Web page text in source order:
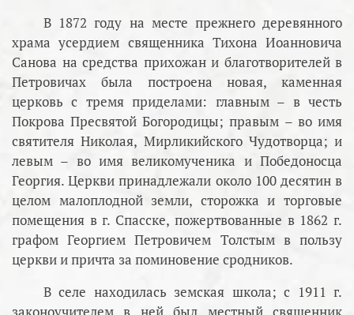
В 1872 году на месте прежнего деревянного
храма усердием священника Тихона Иоанновича
Санова на средства прихожан и благотворителей в
Петровичах была построена новая, каменная
церковь с тремя приделами: главным – в честь
Покрова Пресвятой Богородицы; правым – во имя
святителя Николая, Мирликийского Чудотворца; и
левым – во имя великомученика и Победоносца
Георгия. Церкви принадлежали около 100 десятин в
целом малоплодной земли, сторожка и торговые
помещения в г. Спасске, пожертвованные в 1862 г.
графом Георгием Петровичем Толстым в пользу
церкви и причта за поминовение сродников.
В селе находилась земская школа; с 1911 г.